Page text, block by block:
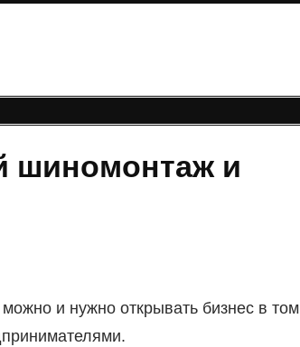
шиномонтаж и
и нужно открывать бизнес в том